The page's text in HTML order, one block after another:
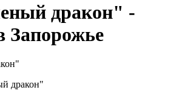
дракон" -
Запорожье